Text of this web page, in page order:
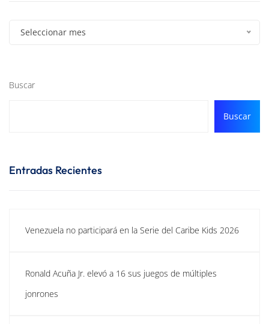
Seleccionar mes
Buscar
Buscar
Entradas Recientes
Venezuela no participará en la Serie del Caribe Kids 2026
Ronald Acuña Jr. elevó a 16 sus juegos de múltiples
jonrones